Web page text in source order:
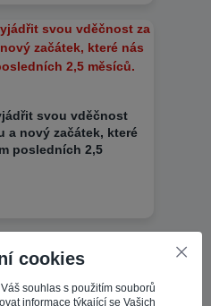
svou vděčnost
a nový začátek, které
posledních 2,5
cookies
souhlas s použitím souborů
informace týkající se Vašich